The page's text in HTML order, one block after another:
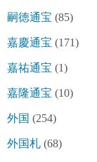
嗣徳通宝 (85)
嘉慶通宝 (171)
嘉祐通宝 (1)
嘉隆通宝 (10)
外国 (254)
外国札 (68)